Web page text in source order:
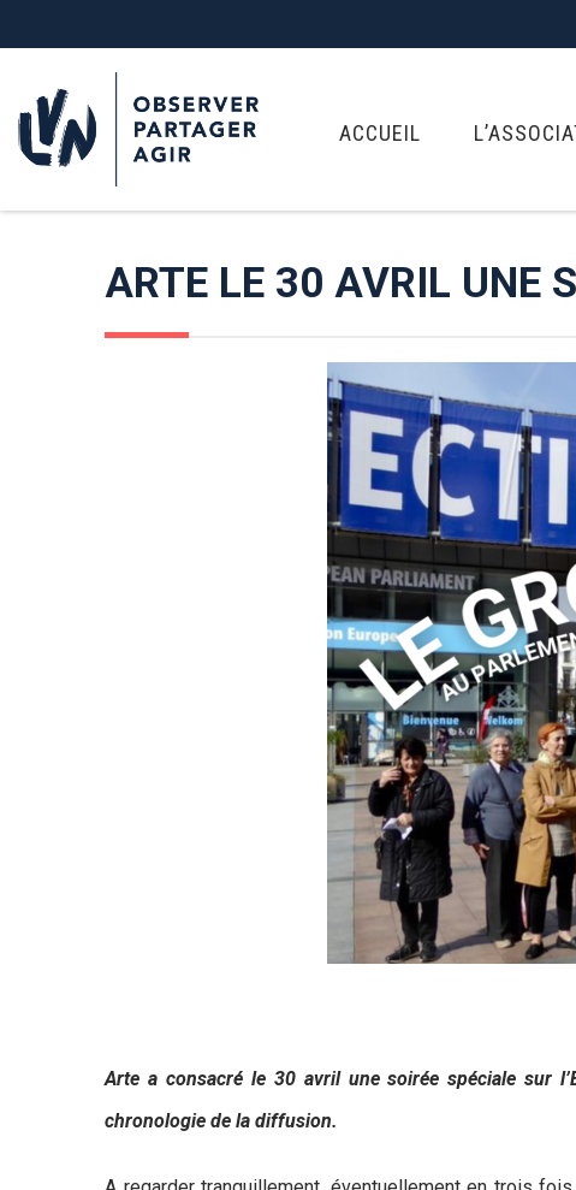
ACCUEIL
ARTE LE 30 AVRIL UNE
Arte a consacré le 30 avril une soirée spéciale sur
chronologie de la diffusion.